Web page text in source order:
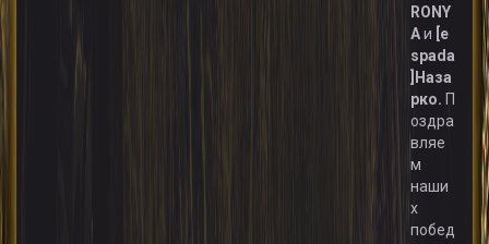
RONY
Aи [e
spada
]Наза
рко. П
оздра
вляе
м
наши
х
побед